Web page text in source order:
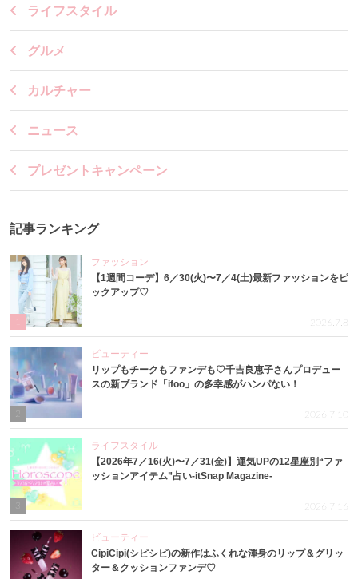
ライフスタイル
グルメ
カルチャー
ニュース
プレゼントキャンペーン
記事ランキング
ファッション
【1週間コーデ】6／30(火)〜7／4(土)最新ファッションをピ
ックアップ♡
2026.7.8
ビューティー
リップもチークもファンデも♡千吉良恵子さんプロデュー
スの新ブランド「ifoo」の多幸感がハンパない！
2026.7.10
3
ライフスタイル
【2026年7／16(火)〜7／31(金)】運気UPの12星座別“ファ
ッションアイテム”占い-itSnap Magazine-
2026.7.16
ビューティー
CipiCipi(シピシピ)の新作はふくれな渾身のリップ＆グリッ
ター＆クッションファンデ♡